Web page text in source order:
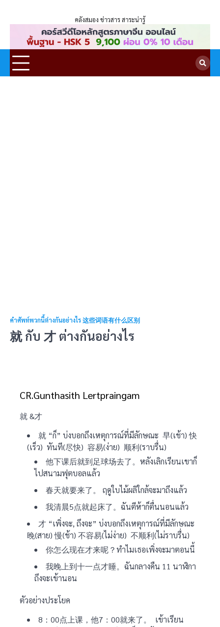
คลังสมอง ข่าวสาร สาระน่ารู้
คำศัพท์พวกนี้ต่างกันอย่างไร 这些词语有什么区别
就 กับ 才 ต่างกันอย่างไร
CR.Gunthasith Lertpraingam
就 &才
就 “ก็” บ่งบอกถึงเหตุการณ์ที่มีลักษณะ 早(เช้า) 快
(เร็ว) ทันที(尽快) 容易(ง่าย) 顺利(ราบรื่น)
他下课后就到足球场去了。หลังเลิกเรียนเขาก็
ไปสนามฟุตบอลแล้ว
春天就要来了。 ฤดูใบไม้ผลิใกล้จะมาถึงแล้ว
我清晨5点就起床了。ฉันตีห้าก็ตื่นนอนแล้ว
才 “เพิ่งจะ, ถึงจะ” บ่งบอกถึงเหตุการณ์ที่มีลักษณะ
晚(สาย) 慢(ช้า) 不容易(ไม่ง่าย) 不顺利(ไม่ราบรื่น)
你怎么现在才来呢？ทำไมเธอเพิ่งจะมาตอนนี้
我晚上到十一点才睡。ฉันกลางคืน 11 นาฬิกา
ถึงจะเข้านอน
ตัวอย่างประโยค
8：00点上课，他7：00就来了。 เข้าเรียน